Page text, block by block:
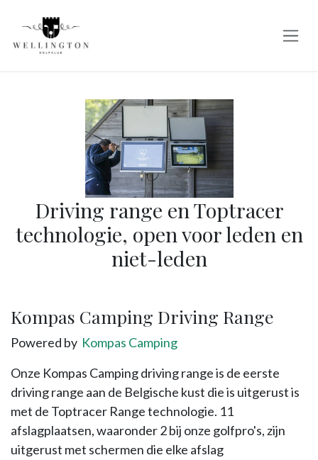
Driving range en Toptracer
technologie, open voor leden en
niet-leden
Kompas Camping Driving Range
Powered by Kompas Camping
Onze Kompas Camping driving range is de eerste
driving range aan de Belgische kust die is uitgerust is
met de Toptracer Range technologie. 11
afslagplaatsen, waaronder 2 bij onze golfpro's, zijn
uitgerust met schermen die elke afslag